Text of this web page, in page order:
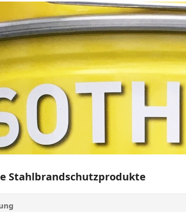
Stahlbrandschutzprodukte